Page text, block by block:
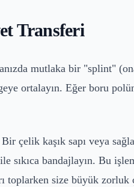
Transferi
mutlaka bir "splint"
ortalayın. Eğer boru
çelik kaşık sapı veya
sıkıca bandajlayın. Bu
toplarken size büyük zorluk